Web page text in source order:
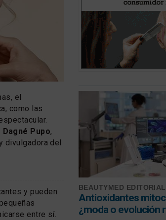
BEAUTYMED EDITORIAL
Antioxidantes
¿moda o evolución
el
como las
Dagné Pupo,
divulgadora del
y pueden
entre sí.